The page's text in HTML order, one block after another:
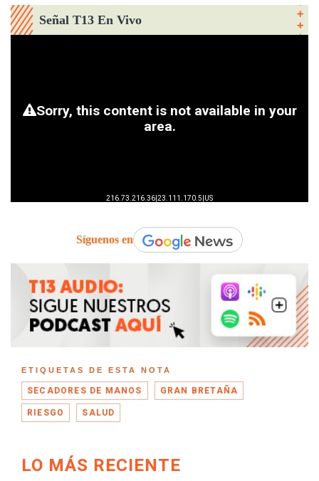
Señal T13 En Vivo
Síguenos en
ETIQUETAS DE ESTA NOTA
SECADORES DE MANOS GRAN BRETAÑA
RIESGO SALUD
LO MÁS RECIENTE